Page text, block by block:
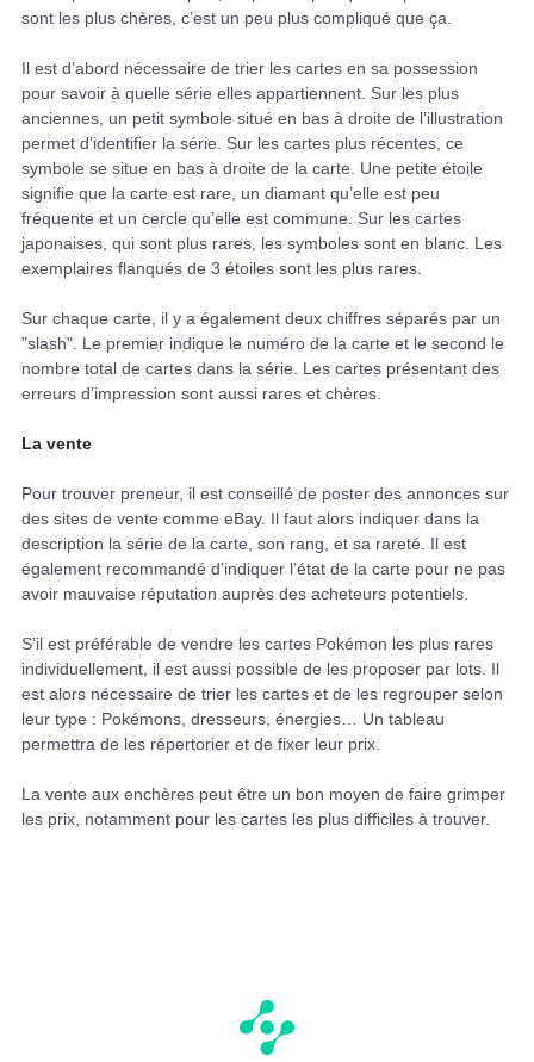
sont les plus chères, c’est un peu plus compliqué que ça.
Il est d’abord nécessaire de trier les cartes en sa possession
pour savoir à quelle série elles appartiennent. Sur les plus
anciennes, un petit symbole situé en bas à droite de l’illustration
permet d’identifier la série. Sur les cartes plus récentes, ce
symbole se situe en bas à droite de la carte. Une petite étoile
signifie que la carte est rare, un diamant qu’elle est peu
fréquente et un cercle qu’elle est commune. Sur les cartes
japonaises, qui sont plus rares, les symboles sont en blanc. Les
exemplaires flanqués de 3 étoiles sont les plus rares.
Sur chaque carte, il y a également deux chiffres séparés par un
"slash". Le premier indique le numéro de la carte et le second le
nombre total de cartes dans la série. Les cartes présentant des
erreurs d’impression sont aussi rares et chères.
La vente
Pour trouver preneur, il est conseillé de poster des annonces sur
des sites de vente comme eBay. Il faut alors indiquer dans la
description la série de la carte, son rang, et sa rareté. Il est
également recommandé d’indiquer l’état de la carte pour ne pas
avoir mauvaise réputation auprès des acheteurs potentiels.
S’il est préférable de vendre les cartes Pokémon les plus rares
individuellement, il est aussi possible de les proposer par lots. Il
est alors nécessaire de trier les cartes et de les regrouper selon
leur type : Pokémons, dresseurs, énergies… Un tableau
permettra de les répertorier et de fixer leur prix.
La vente aux enchères peut être un bon moyen de faire grimper
les prix, notamment pour les cartes les plus difficiles à trouver.